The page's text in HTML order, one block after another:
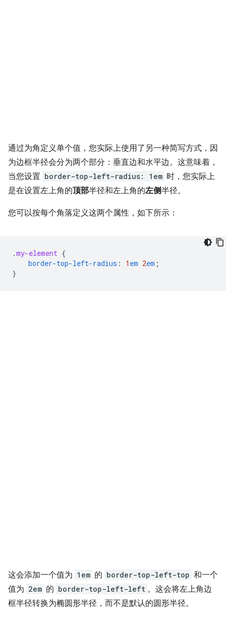
通过为角定义单个值，您实际上使用了另一种简写方式，因
为边框半径会分为两个部分：垂直边和水平边。这意味着，
当您设置 border-top-left-radius: 1em 时，您实际上
是在设置左上角的顶部半径和左上角的左侧半径。
您可以按每个角落定义这两个属性，如下所示：
.my-element {
border-top-left-radius : 1 em 2em ;
}
这会添加一个值为 1em 的 border-top-left-top 和一个
值为 2em 的 border-top-left-left 。这会将左上角边
框半径转换为椭圆形半径，而不是默认的圆形半径。